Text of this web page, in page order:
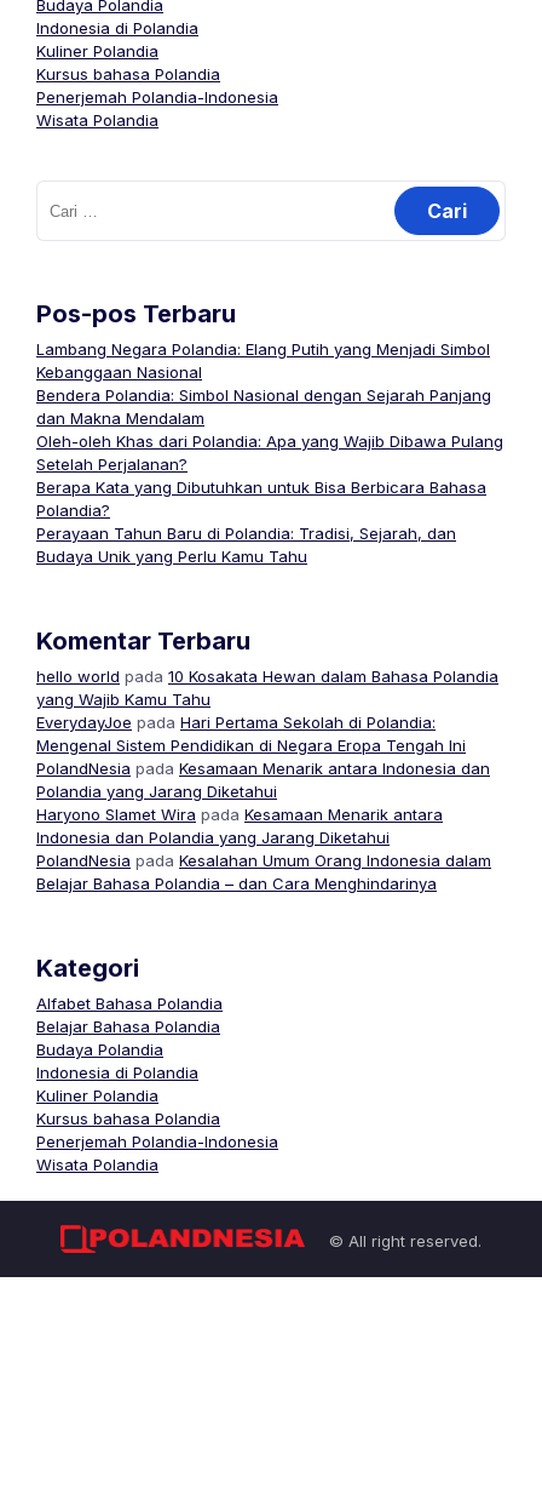
Budaya Polandia
Indonesia di Polandia
Kuliner Polandia
Kursus bahasa Polandia
Penerjemah Polandia-Indonesia
Wisata Polandia
Cari
untuk:
Pos-pos Terbaru
Lambang Negara Polandia: Elang Putih yang Menjadi Simbol
Kebanggaan Nasional
Bendera Polandia: Simbol Nasional dengan Sejarah Panjang
dan Makna Mendalam
Oleh-oleh Khas dari Polandia: Apa yang Wajib Dibawa Pulang
Setelah Perjalanan?
Berapa Kata yang Dibutuhkan untuk Bisa Berbicara Bahasa
Polandia?
Perayaan Tahun Baru di Polandia: Tradisi, Sejarah, dan
Budaya Unik yang Perlu Kamu Tahu
Komentar Terbaru
hello world pada 10 Kosakata Hewan dalam Bahasa Polandia
yang Wajib Kamu Tahu
EverydayJoe pada Hari Pertama Sekolah di Polandia:
Mengenal Sistem Pendidikan di Negara Eropa Tengah Ini
PolandNesia pada Kesamaan Menarik antara Indonesia dan
Polandia yang Jarang Diketahui
Haryono Slamet Wira pada Kesamaan Menarik antara
Indonesia dan Polandia yang Jarang Diketahui
PolandNesia pada Kesalahan Umum Orang Indonesia dalam
Belajar Bahasa Polandia – dan Cara Menghindarinya
Kategori
Alfabet Bahasa Polandia
Belajar Bahasa Polandia
Budaya Polandia
Indonesia di Polandia
Kuliner Polandia
Kursus bahasa Polandia
Penerjemah Polandia-Indonesia
Wisata Polandia
© All right reserved.